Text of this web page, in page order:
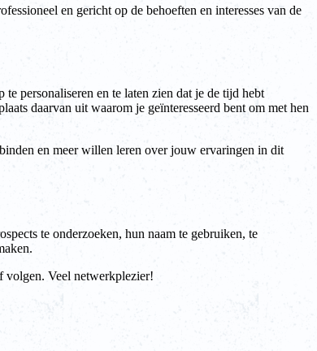
en gericht op de behoeften en interesses van de
personaliseren en te laten zien dat je de tijd hebt
daarvan uit waarom je geïnteresseerd bent om met hen
en meer willen leren over jouw ervaringen in dit
te onderzoeken, hun naam te gebruiken, te
volgen. Veel netwerkplezier!